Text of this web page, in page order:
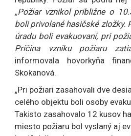
„Požiar vznikol približne o
boli privolané hasičské zložky.
úradu boli evakuovaní, pri
Príčina vzniku požiaru
informovala hovorkyňa
Skokanová.
„Pri požiari zasahovali dve
celého objektu boli osoby
Takisto zasahovalo 12 kusov
miesto požiaru bol vyslaný aj